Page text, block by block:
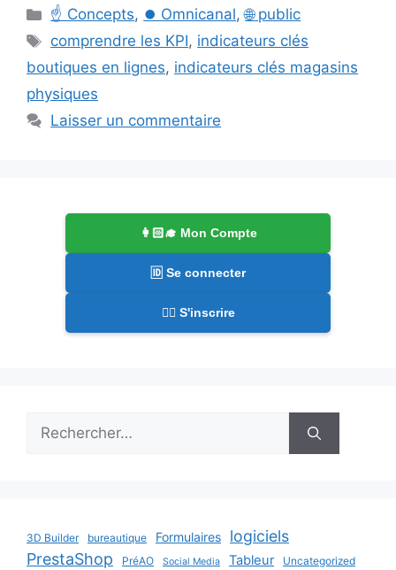
Catégories
☝️ Concepts, ⏺️ Omnicanal,🌐 public
Étiquettes
comprendre les KPI, indicateurs clés
boutiques en lignes, indicateurs clés magasins
physiques
Laisser un commentaire
👩🏻‍🎓 Mon Compte
🆔 Se connecter
✍🏻 S'inscrire
Rechercher :
3D Builder bureautique Formulaires
logiciels
PrestaShop
PréAO Social Media Tableur Uncategorized